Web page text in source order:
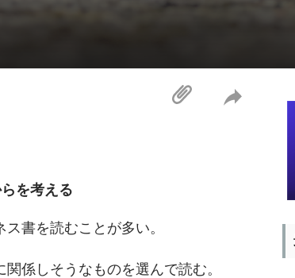
を考える
書を読むことが多い。
係しそうなものを選んで読む。